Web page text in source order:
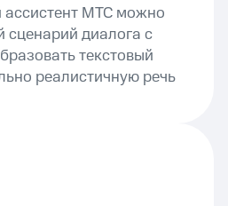
ассистент МТС можно
сценарий диалога с
текстовый
реалистичную речь